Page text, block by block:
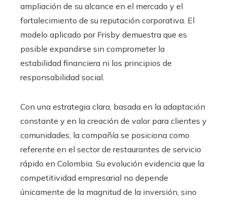
ampliación de su alcance en el mercado y el
fortalecimiento de su reputación corporativa. El
modelo aplicado por Frisby demuestra que es
posible expandirse sin comprometer la
estabilidad financiera ni los principios de
responsabilidad social.
Con una estrategia clara, basada en la adaptación
constante y en la creación de valor para clientes y
comunidades, la compañía se posiciona como
referente en el sector de restaurantes de servicio
rápido en Colombia. Su evolución evidencia que la
competitividad empresarial no depende
únicamente de la magnitud de la inversión, sino